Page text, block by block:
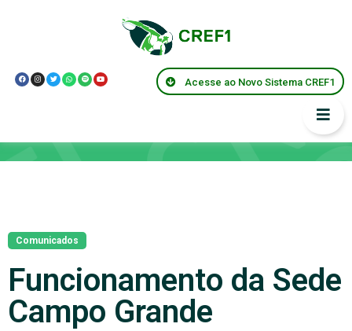
Acesse ao Novo Sistema CREF1
Comunicados
Funcionamento da Sede
Campo Grande